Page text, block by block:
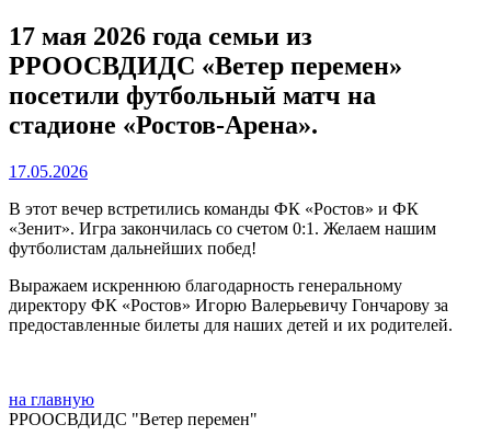
17 мая 2026 года семьи из
РРООСВДИДС «Ветер перемен»
посетили футбольный матч на
стадионе «Ростов-Арена».
17.05.2026
В этот вечер встретились команды ФК «Ростов» и ФК
«Зенит». Игра закончилась со счетом 0:1. Желаем нашим
футболистам дальнейших побед!
Выражаем искреннюю благодарность генеральному
директору ФК «Ростов» Игорю Валерьевичу Гончарову за
предоставленные билеты для наших детей и их родителей.
на главную
РРООСВДИДС "Ветер перемен"